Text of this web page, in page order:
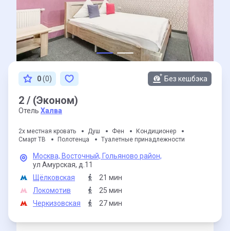
0(0) Без кешбэка
2 / (Эконом)
Отель Халва
2х местная кровать Душ Фен
Кондиционер
Смарт ТВ
Полотенца Туалетные принадлежности
Москва, Восточный, Гольяново район,
ул Амурская, д.11
Щёлковская
21 мин
Локомотив
25 мин
Черкизовская
27 мин